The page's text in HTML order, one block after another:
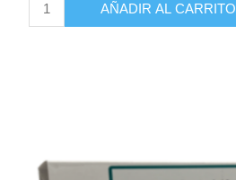
AÑADIR AL CARRITO